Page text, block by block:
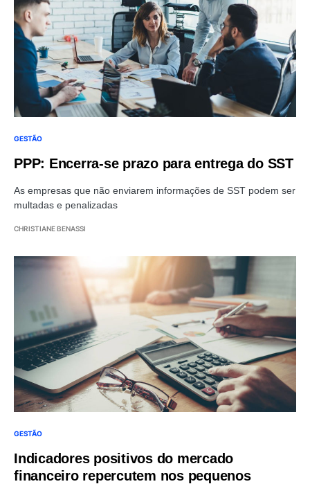
GESTÃO
PPP: Encerra-se prazo para entrega do SST
As empresas que não enviarem informações de SST podem ser
multadas e penalizadas
CHRISTIANE BENASSI
GESTÃO
Indicadores positivos do mercado
financeiro repercutem nos pequenos